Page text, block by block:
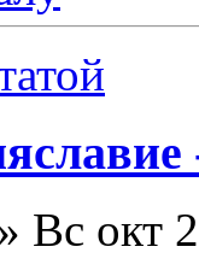
Вс окт